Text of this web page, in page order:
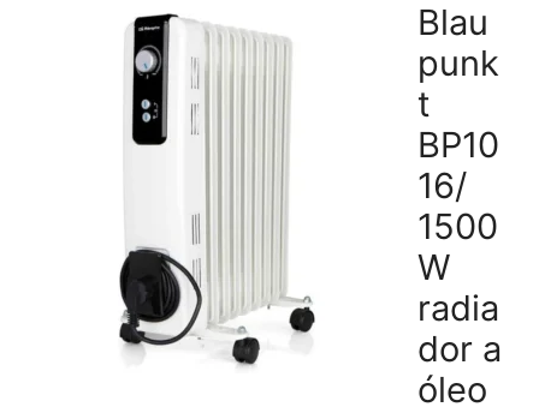
Blau
punk
t
BP10
16/
1500
W
radia
dor a
óleo